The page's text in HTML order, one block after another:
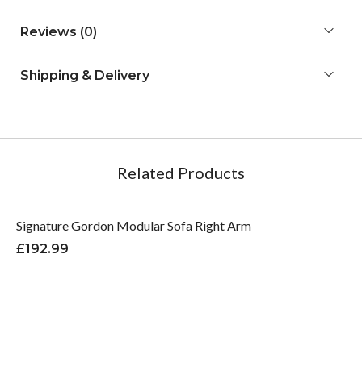
Reviews (0)
Shipping & Delivery
Related Products
Signature Gordon Modular Sofa Right Arm
£192.99